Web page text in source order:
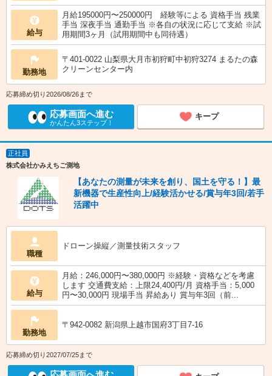
給与
月給195000円〜250000円 経験等による 資格手当 残業
手当 深夜手当 通勤手当 ※各自の状況に応じて支給 ※試
用期間3ヶ月（試用期間中も同待遇）
勤務地
〒401-0022 山梨県大月市初狩町中初狩3274 まるたの森
クリーンセンター内
応募締め切り2026/08/26まで
応募画面へ進む
かんたん3ステップ！
キープ
正社員
株式会社かみえちご測地
【あなたの測量が未来を創り、国土を守る！】最
新機器で生産性向上/経験活かせる/賞与年3回/若手
活躍中
職種
ドローン操縦／測量技術スタッフ
給与
月給：246,000円〜380,000円 ※経験・資格などを考慮
します 交通費支給：上限24,400円/月 資格手当：5,000
円〜30,000円 現場手当 昇給あり 賞与年3回（前...
勤務地
〒942-0082 新潟県上越市国府3丁目7-16
応募締め切り2027/07/25まで